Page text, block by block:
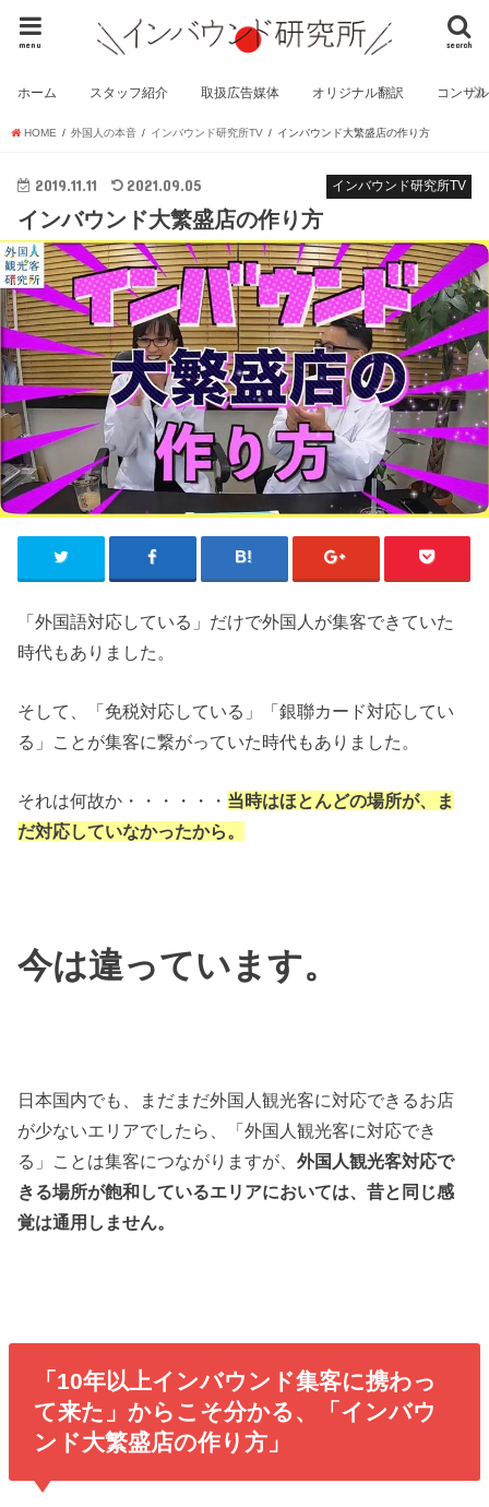
search
menu
ホーム スタッフ紹介 取扱広告媒体 オリジナル翻訳 コンサ
HOME 外国人の本音 インバウンド研究所TV インバウンド大繁盛店の作り方
インバウンド研究所TV
2019.11.11 2021.09.05
インバウンド大繁盛店の作り方
「外国語対応している」だけで外国人が集客できていた
時代もありました。
そして、「免税対応している」「銀聯カード対応してい
る」ことが集客に繋がっていた時代もありました。
それは何故か・・・・・・ 当時はほとんどの場所が、ま
だ対応していなかったから。
今は違っています。
日本国内でも、まだまだ外国人観光客に対応できるお店
が少ないエリアでしたら、「外国人観光客に対応でき
る」ことは集客につながりますが、外国人観光客対応で
きる場所が飽和しているエリアにおいては、昔と同じ感
覚は通用しません。
「10年以上インバウンド集客に携わっ
て来た」からこそ分かる、「インバウ
ンド大繁盛店の作り方」